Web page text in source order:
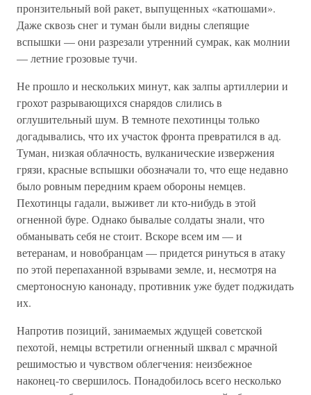
пронзительный вой ракет, выпущенных «катюшами».
Даже сквозь снег и туман были видны слепящие
вспышки — они разрезали утренний сумрак, как молнии
— летние грозовые тучи.
Не прошло и нескольких минут, как залпы артиллерии и
грохот разрывающихся снарядов слились в
оглушительный шум. В темноте пехотинцы только
догадывались, что их участок фронта превратился в ад.
Туман, низкая облачность, вулканические извержения
грязи, красные вспышки обозначали то, что еще недавно
было ровным передним краем обороны немцев.
Пехотинцы гадали, выживет ли кто-нибудь в этой
огненной буре. Однако бывалые солдаты знали, что
обманывать себя не стоит. Вскоре всем им — и
ветеранам, и новобранцам — придется ринуться в атаку
по этой перепаханной взрывами земле, и, несмотря на
смертоносную канонаду, противник уже будет поджидать
их.
Напротив позиций, занимаемых ждущей советской
пехотой, немцы встретили огненный шквал с мрачной
решимостью и чувством облегчения: неизбежное
наконец-то свершилось. Понадобилось всего несколько